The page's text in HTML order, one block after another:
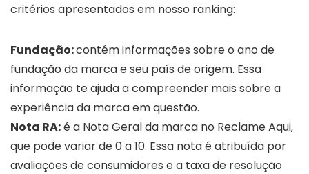
critérios apresentados em nosso ranking:
Fundação:contém informações sobre o ano de
fundação da marca e seu país de origem. Essa
informação te ajuda a compreender mais sobre a
experiência da marca em questão.
Nota RA:é a Nota Geral da marca no Reclame Aqui,
que pode variar de 0 a 10. Essa nota é atribuída por
avaliações de consumidores e a taxa de resolução